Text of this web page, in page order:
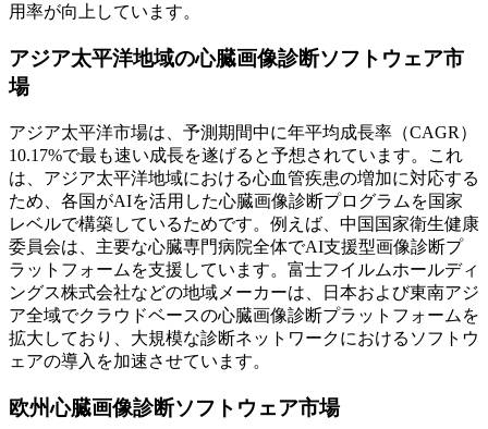
用率が向上しています。
アジア太平洋地域の心臓画像診断ソフトウェア市
場
アジア太平洋市場は、予測期間中に年平均成長率（CAGR）
10.17%で最も速い成長を遂げると予想されています。これ
は、アジア太平洋地域における心血管疾患の増加に対応する
ため、各国がAIを活用した心臓画像診断プログラムを国家
レベルで構築しているためです。例えば、中国国家衛生健康
委員会は、主要な心臓専門病院全体でAI支援型画像診断プ
ラットフォームを支援しています。富士フイルムホールディ
ングス株式会社などの地域メーカーは、日本および東南アジ
ア全域でクラウドベースの心臓画像診断プラットフォームを
拡大しており、大規模な診断ネットワークにおけるソフトウ
ェアの導入を加速させています。
欧州心臓画像診断ソフトウェア市場